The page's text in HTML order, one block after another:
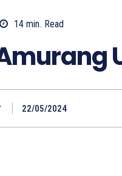
14 min. Read
22/05/2024